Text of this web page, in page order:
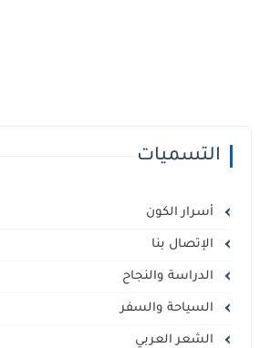
التسميات
أسرار الكون
الإتصال بنا
الدراسة والنجاح
السياحة والسفر
الشعر العربي